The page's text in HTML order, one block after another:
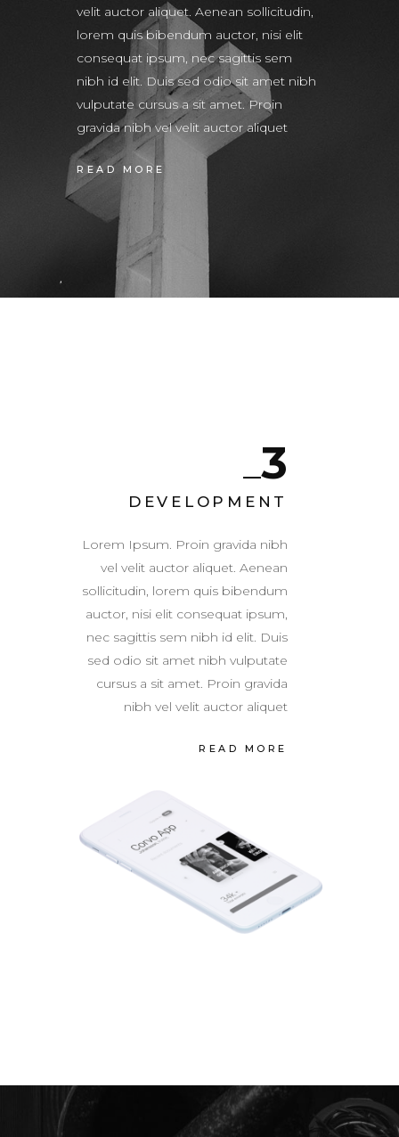
velit auctor aliquet. Aenean sollicitudin,
lorem quis bibendum auctor, nisi elit
consequat ipsum, nec sagittis sem
nibh id elit. Duis sed odio sit amet nibh
vulputate cursus a sit amet. Proin
gravida nibh vel velit auctor aliquet
READ MORE
3
DEVELOPMENT
Lorem Ipsum. Proin gravida nibh
vel velit auctor aliquet. Aenean
sollicitudin, lorem quis bibendum
auctor, nisi elit consequat ipsum,
nec sagittis sem nibh id elit. Duis
sed odio sit amet nibh vulputate
cursus a sit amet. Proin gravida
nibh vel velit auctor aliquet
READ MORE